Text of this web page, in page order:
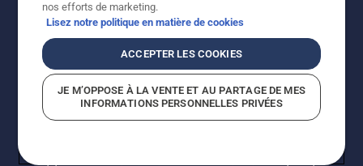
l'amélioration continue, le produit peut légèrement
varier par rapport aux images, mais la fonctionnalité de
nos efforts de marketing.
Lisez notre politique en matière de cookies
ACCEPTER LES COOKIES
JE M’OPPOSE À LA VENTE ET AU PARTAGE DE MES
INFORMATIONS PERSONNELLES PRIVÉES